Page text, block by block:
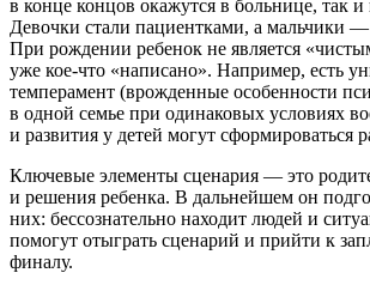
в конце концов окажутся в больнице, так
Девочки стали пациентками, а мальчики
При рождении ребенок не является
уже кое-что «написано». Например, есть
темперамент (врожденные особенности
в одной семье при одинаковых условиях
и развития у детей могут сформироваться
Ключевые элементы сценария — это
и решения ребенка. В дальнейшем он
них: бессознательно находит людей и
помогут отыграть сценарий и прийти к
финалу.